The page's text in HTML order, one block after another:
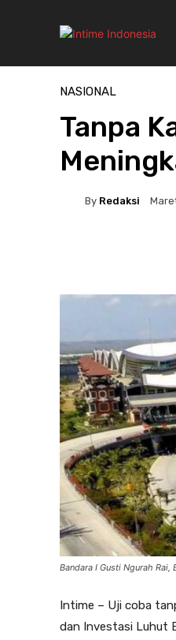
NASIONAL
Tanpa
By Redaksi
Bandara I Gusti Ngurah Rai,
Intime – Uji coba
dan Investasi Luhut